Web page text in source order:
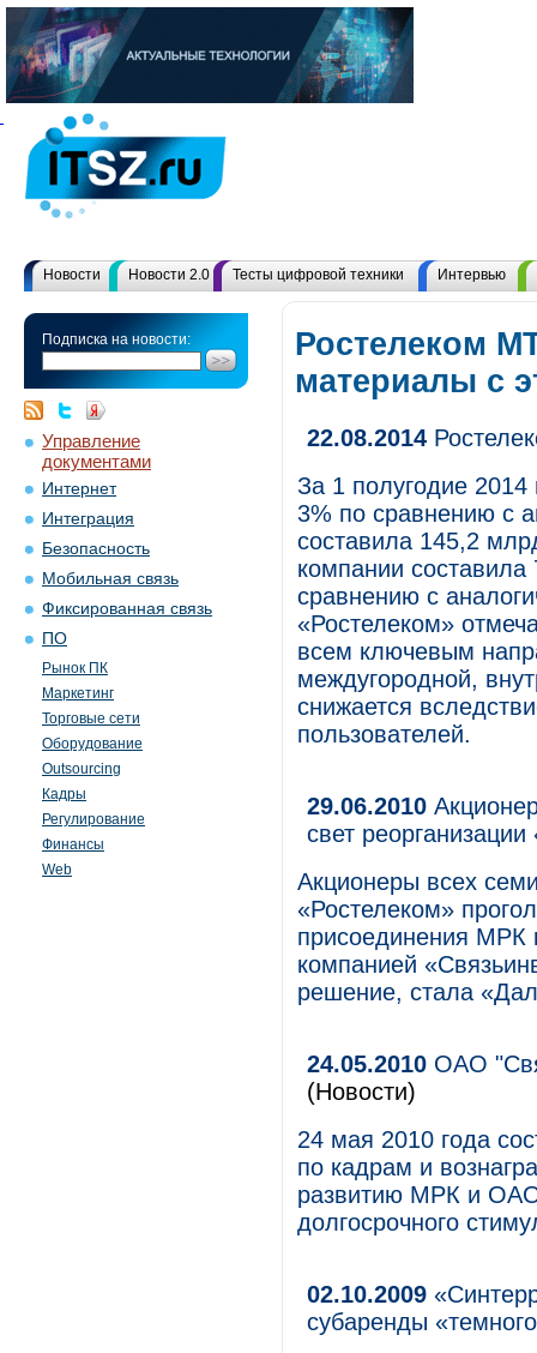
Новости Новости 2.0 Тесты цифровой техники Интервью
Подписка на новости:
Управление
документами
Интернет
Интеграция
Безопасность
Мобильная связь
Фиксированная связь
ПО
Рынок ПК
Маркетинг
Торговые сети
Оборудование
Outsourcing
Кадры
Регулирование
Финансы
Web
Ростелеком
материалы с
22.08.2014
За 1 полугодие
3% по сравнению с
составила 145,2
компании
сравнению с
«Ростелеком»
всем ключевым
междугородной,
снижается
пользователей.
29.06.2010
свет
Акционеры всех
«Ростелеком»
присоединения МРК
компанией
решение, стала
24.05.2010 ОАО
(Новости)
24 мая 2010 года
по кадрам и
развитию МРК и ОАО
долгосрочного
02.10.2009
субаренды